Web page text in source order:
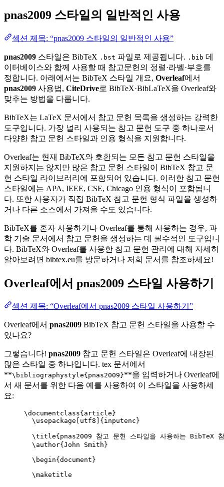
pnas2009 스타일의 일반적인 사용
섹션 제목: “pnas2009 스타일의 일반적인 사용”
pnas2009 스타일은 BibTeX .bst 파일로 제공됩니다. .bib 데
이터베이스와 함께 사용할 때 참고문헌의 정렬·라벨·부호를
정합니다. 아래에서는 BibTeX 스타일 개요, Overleaf에서
pnas2009 사용법, CiteDrive로 BibTeX·BibLaTeX을 Overleaf와
맞추는 방법을 다룹니다.
BibTeX는 LaTeX 문서에서 참고 문헌 목록을 생성하는 강력한
도구입니다. 가장 널리 사용되는 참고 문헌 도구 중 하나로서
다양한 참고 문헌 스타일과 인용 형식을 지원합니다.
Overleaf는 현재 BibTeX와 호환되는 모든 참고 문헌 스타일을
지원하지는 않지만 많은 참고 문헌 스타일이 BibTeX 참고 문
헌 스타일 라이브러리에 포함되어 있습니다. 이러한 참고 문헌
스타일에는 APA, IEEE, CSE, Chicago 인용 형식이 포함됩니
다. 또한 사용자가 직접 BibTeX 참고 문헌 형식 파일을 생성하
거나 다른 소스에서 가져올 수도 있습니다.
BibTeX를 혼자 사용하거나 Overleaf를 통해 사용하는 경우, 과
학 기술 문서에서 참고 문헌을 생성하는 데 필수적인 도구입니
다. BibTeX와 Overleaf를 사용한 참고 문헌 관리에 대해 자세히
알아보려면 bibtex.eu를 방문하거나 저희 문서를 참조하세요!
Overleaf에서 pnas2009 스타일 사용하기
섹션 제목: “Overleaf에서 pnas2009 스타일 사용하기”
Overleaf에서 pnas2009 BibTeX 참고 문헌 스타일을 사용할 수
있나요?
그렇습니다! pnas2009 참고 문헌 스타일은 Overleaf에 내장된
많은 스타일 중 하나입니다. tex 문서에서
**\bibliographystyle{pnas2009}**을 입력하거나 Overleaf에
서 새 문서를 위한 다음 예를 사용하여 이 스타일을 사용하세
요:
\documentclass{ article }
\usepackage
utf8 ]{ inputenc }
\title{pnas2009 참고 문헌 스타일을 사용하는 BibTeX
\author{John Smith}
\begin{ document }
\maketitle